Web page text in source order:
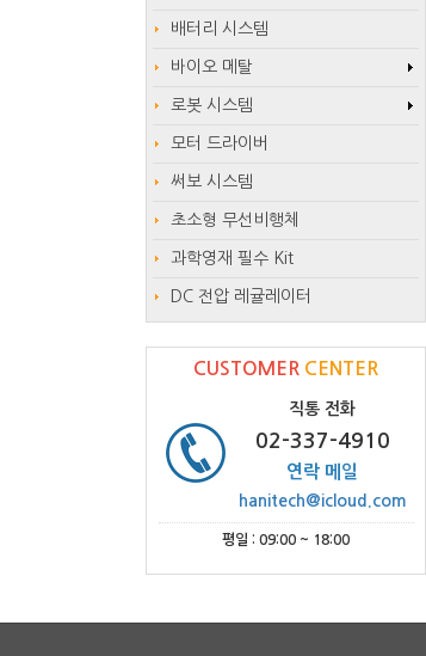
배터리 시스템
바이오 메탈
로봇 시스템
모터 드라이버
써보 시스템
초소형 무선비행체
과학영재 필수 Kit
DC 전압 레귤레이터
CUSTOMER CENTER
직통 전화
02-337-4910
연락 메일
hanitech@icloud.com
평일 : 09:00 ~ 18:00